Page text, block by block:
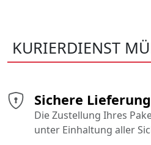
KURIERDIENST
Sichere Lieferung
Die Zustellung Ihres
unter Einhaltung aller